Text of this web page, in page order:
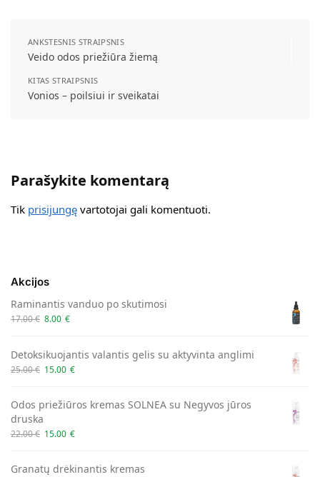
ANKSTESNIS STRAIPSNIS
Veido odos priežiūra žiemą
KITAS STRAIPSNIS
Vonios – poilsiui ir sveikatai
Parašykite komentarą
Tik prisijungę vartotojai gali komentuoti.
Akcijos
Raminantis vanduo po skutimosi
17.00€ 8.00 €
Detoksikuojantis valantis gelis su aktyvinta anglimi
25.00€ 15.00 €
Odos priežiūros kremas SOLNEA su Negyvos jūros
druska
22.00€ 15.00 €
Granatų drėkinantis kremas